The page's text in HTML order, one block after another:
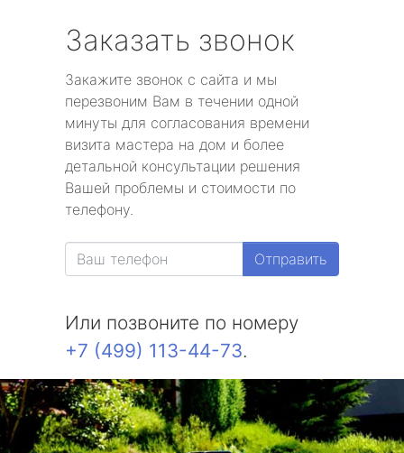
Заказать звонок
Закажите звонок с сайта и мы
перезвоним Вам в течении одной
минуты для согласования времени
визита мастера на дом и более
детальной консультации решения
Вашей проблемы и стоимости по
телефону.
Отправить
Или позвоните по номеру
+7 (499) 113-44-73.